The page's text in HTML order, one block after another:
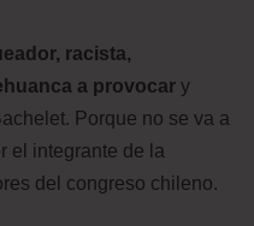
racista,
a provocar y
Porque no se va a
el integrante de la
del congreso chileno.